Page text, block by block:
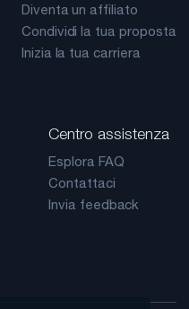
Diventa un affiliato
Condividi la tua proposta
Inizia la tua carriera
Centro assistenza
Esplora FAQ
Contattaci
Invia feedback